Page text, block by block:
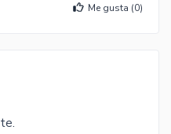
Me gusta (0)